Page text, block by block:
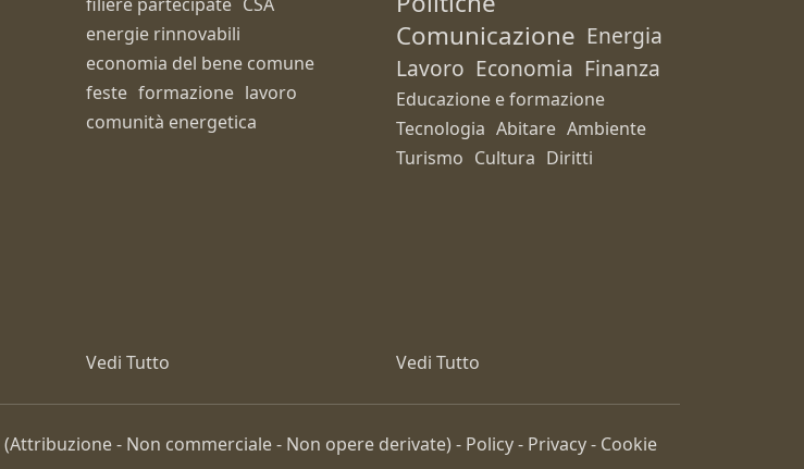
energie rinnovabili
economia del bene comune
feste formazione lavoro
comunità energetica
Vedi Tutto
Comunicazione Energia
Lavoro Economia Finanza
Educazione e formazione
Tecnologia Abitare Ambiente
Turismo Cultura Diritti
Vedi Tutto
(Attribuzione - Non commerciale - Non opere derivate) - Policy- Privacy- Cookie